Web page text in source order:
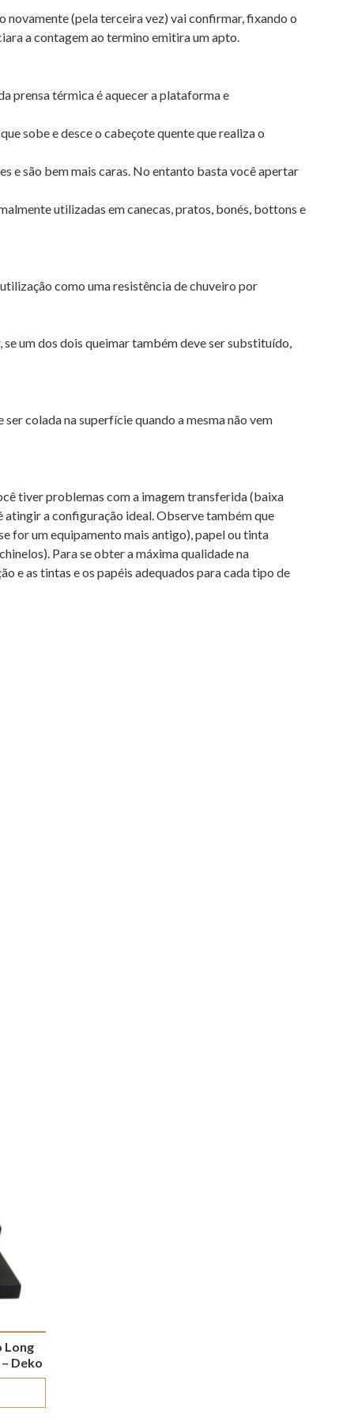
novamente (pela terceira vez) vai confirmar, fixando o
a contagem ao termino emitira um apto.
prensa térmica é aquecer a plataforma e
sobe e desce o cabeçote quente que realiza o
e são bem mais caras. No entanto basta você apertar
utilizadas em canecas, pratos, bonés, bottons e
como uma resistência de chuveiro por
um dos dois queimar também deve ser substituído,
colada na superfície quando a mesma não vem
tiver problemas com a imagem transferida (baixa
atingir a configuração ideal. Observe também que
for um equipamento mais antigo), papel ou tinta
Para se obter a máxima qualidade na
e as tintas e os papéis adequados para cada tipo de
Long
Deko